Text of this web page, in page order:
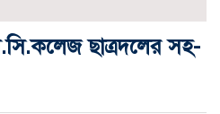
ছাত্রদলের সহ-